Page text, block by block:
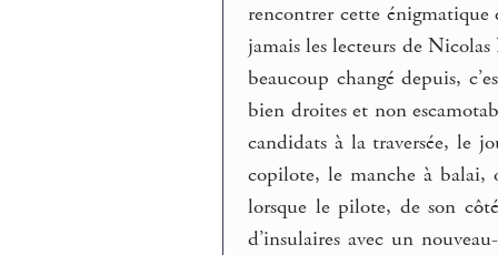
rencontrer cette
jamais les lecteurs de
beaucoup changé depuis,
bien droites et non
candidats à la traversée, le
copilote, le manche à
lorsque le pilote, de son
d’insulaires avec un